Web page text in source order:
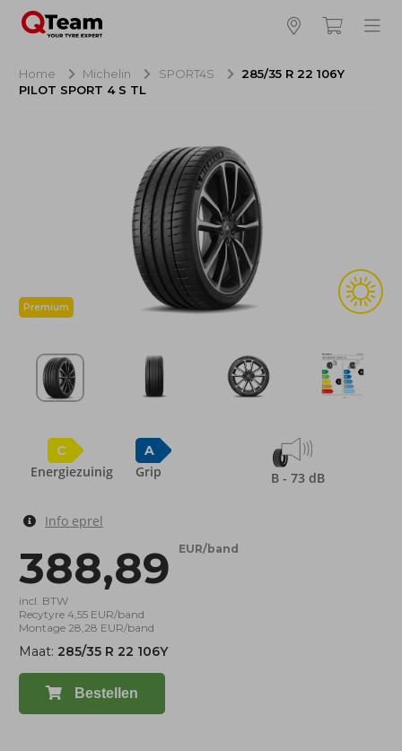
Hoeveel banden wilt u bestellen?
Totaal inclusief BTW:
Bestellen
Annuleren
Home Michelin SPORT4S
285/35 R 22 106Y
PILOT SPORT 4 S TL
Premium
C
Energiezuinig
A
Grip B - 73 dB
Info eprel
388,89 EUR/band
incl. BTW
Recytyre 4,55 EUR/band
Montage 28,28 EUR/band
Maat: 285/35 R 22 106Y
Bestellen